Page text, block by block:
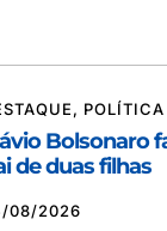
, POLÍTICA
Bolsonaro
de duas filhas
08/2026